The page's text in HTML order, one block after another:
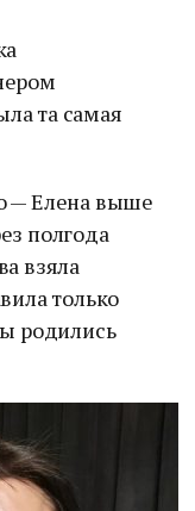
та самая
— Елена выше
полгода
взяла
только
родились